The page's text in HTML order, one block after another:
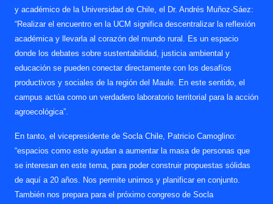
y académico de la Universidad de Chile, el Dr. Andrés Muñoz-Sáez:
“Realizar el encuentro en la UCM significa descentralizar la reflexión
académica y llevarla al corazón del mundo rural. Es un espacio
donde los debates sobre sustentabilidad, justicia ambiental y
educación se pueden conectar directamente con los desafíos
productivos y sociales de la región del Maule. En este sentido, el
campus actúa como un verdadero laboratorio territorial para la acción
agroecológica”.
En tanto, el vicepresidente de Socla Chile, Patricio Camoglino:
“espacios como este ayudan a aumentar la masa de personas que
se interesan en este tema, para poder construir propuestas sólidas
de aquí a 20 años. Nos permite unirnos y planificar en conjunto.
También nos prepara para el próximo congreso de Socla